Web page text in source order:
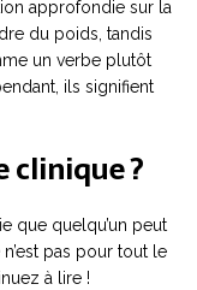
approfondie sur la
du poids, tandis
un verbe plutôt
ils signifient
clinique ?
que quelqu’un peut
pas pour tout le
à lire !